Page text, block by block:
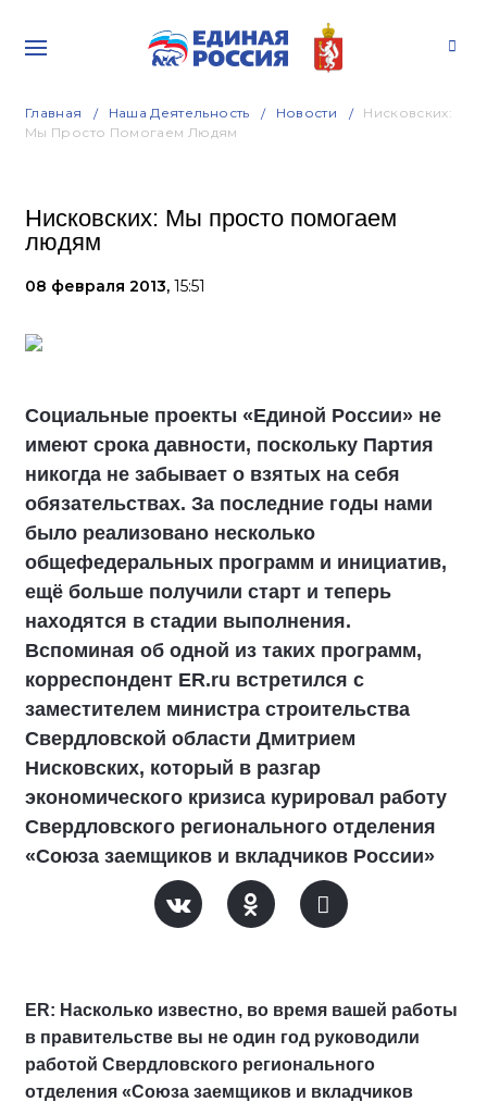
Главная Наша Деятельность Новости
Нисковских:
Мы Просто Помогаем Людям
Нисковских: Мы просто помогаем
людям
08 февраля 2013, 15:51
Социальные проекты «Единой России» не
имеют срока давности, поскольку Партия
никогда не забывает о взятых на себя
обязательствах. За последние годы нами
было реализовано несколько
общефедеральных программ и инициатив,
ещё больше получили старт и теперь
находятся в стадии выполнения.
Вспоминая об одной из таких программ,
корреспондент ER.ru встретился с
заместителем министра строительства
Свердловской области Дмитрием
Нисковских, который в разгар
экономического кризиса курировал работу
Свердловского регионального отделения
«Союза заемщиков и вкладчиков России»
ER: Насколько известно, во время вашей работы
в правительстве вы не один год руководили
работой Свердловского регионального
отделения «Союза заемщиков и вкладчиков